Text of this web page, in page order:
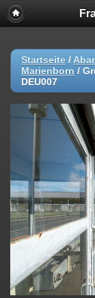
Startseite /
Marienborn /
DEU007